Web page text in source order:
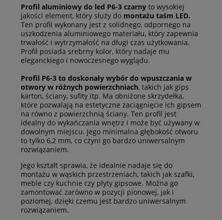
Profil aluminiowy do led P6-3 czarny to wysokiej
jakości element, który służy do montażu taśm LED.
Ten profil wykonany jest z solidnego, odpornego na
uszkodzenia aluminiowego materiału, który zapewnia
trwałość i wytrzymałość na długi czas użytkowania.
Profil posiada srebrny kolor, który nadaje mu
eleganckiego i nowoczesnego wyglądu.
Profil P6-3 to doskonały wybór do wpuszczania w
otwory w różnych powierzchniach, takich jak gips
karton, ściany, sufity itp. Ma obniżone skrzydełka,
które pozwalają na estetyczne zaciągnięcie ich gipsem
na równo z powierzchnią ściany. Ten profil jest
idealny do wykańczania wnętrz i może być używany w
dowolnym miejscu. Jego minimalna głębokość otworu
to tylko 6,2 mm, co czyni go bardzo uniwersalnym
rozwiązaniem.
Jego kształt sprawia, że idealnie nadaje się do
montażu w wąskich przestrzeniach, takich jak szafki,
meble czy kuchnie czy płyty gipsowe. Można go
zamontować zarówno w pozycji pionowej, jak i
poziomej, dzięki czemu jest bardzo uniwersalnym
rozwiązaniem.